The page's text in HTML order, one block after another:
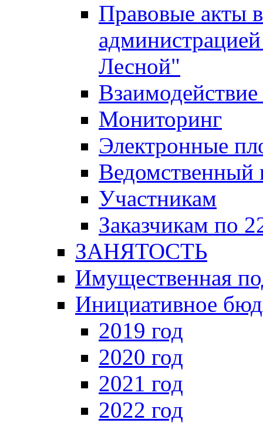
Правовые акты
Лесной"
Мониторинг
Электронные
Ведомственный
Участникам
Заказчикам по
ЗАНЯТОСТЬ
Имущественная
Инициативное
2019 год
2020 год
2021 год
2022 год